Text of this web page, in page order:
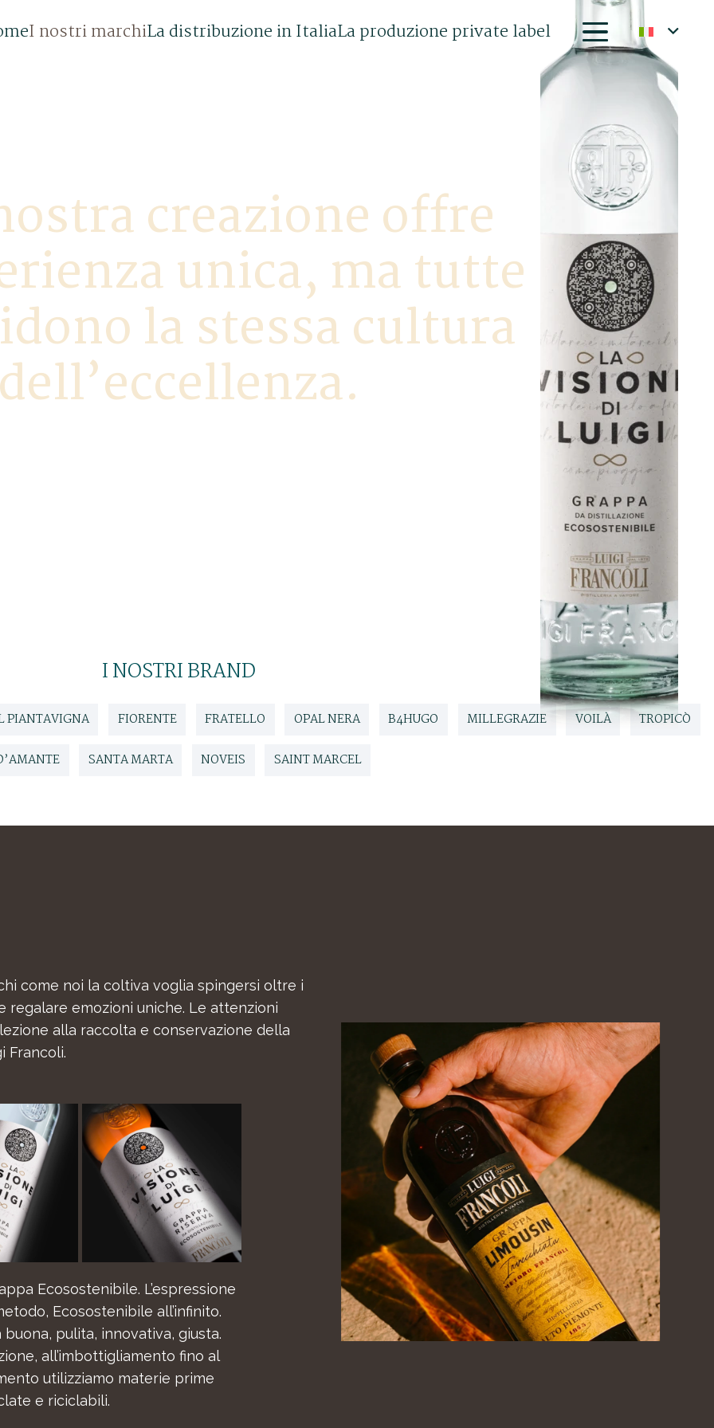
I nostri marchiLa distribuzione in ItaliaLa produzione private label
creazione offre
unica, ma tutte
la stessa cultura
dell’eccellenza.
vogliamo continuare ad offrire esperienze entusiasmanti nel rispetto dell’ambiente e
I NOSTRI BRAND
PIANTAVIGNA FIORENTE FRATELLO OPAL NERA B4HUGO MILLEGRAZIE VOILÀ TROPICÒ
SANTA MARTA NOVEIS SAINT MARCEL
come noi la coltiva voglia spingersi oltre i
emozioni uniche. Le attenzioni
alla raccolta e conservazione della
Francoli.
Ecosostenibile. L’espressione
Ecosostenibile all’infinito.
buona, pulita, innovativa, giusta.
all’imbottigliamento fino al
utilizziamo materie prime
e riciclabili.